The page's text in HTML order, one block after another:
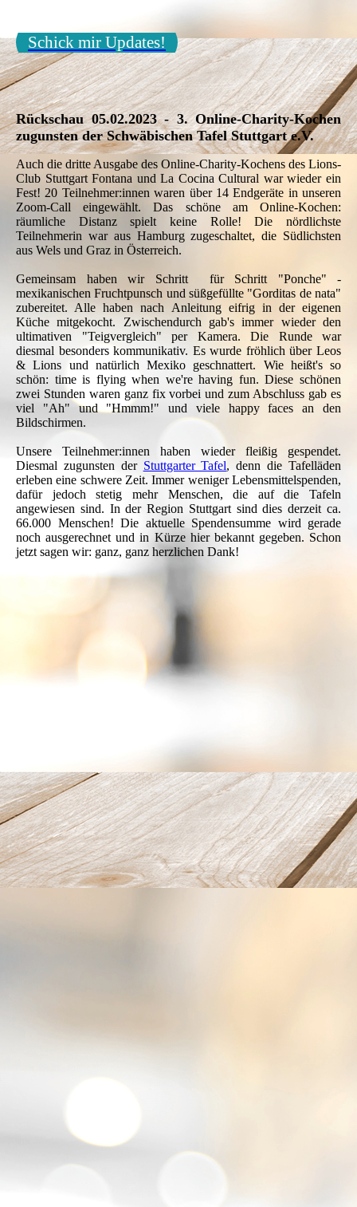
Schick mir Updates!
Rückschau 05.02.2023 - 3. Online-Charity-Kochen
zugunsten der Schwäbischen Tafel Stuttgart e.V.
Auch die dritte Ausgabe des Online-Charity-Kochens des Lions-
Club Stuttgart Fontana und La Cocina Cultural war wieder ein
Fest! 20 Teilnehmer:innen waren über 14 Endgeräte in unseren
Zoom-Call eingewählt. Das schöne am Online-Kochen:
räumliche Distanz spielt keine Rolle! Die nördlichste
Teilnehmerin war aus Hamburg zugeschaltet, die Südlichsten
aus Wels und Graz in Österreich.
Gemeinsam haben wir Schritt für Schritt "Ponche" -
mexikanischen Fruchtpunsch und süßgefüllte "Gorditas de nata"
zubereitet. Alle haben nach Anleitung eifrig in der eigenen
Küche mitgekocht. Zwischendurch gab's immer wieder den
ultimativen "Teigvergleich" per Kamera. Die Runde war
diesmal besonders kommunikativ. Es wurde fröhlich über Leos
& Lions und natürlich Mexiko geschnattert. Wie heißt's so
schön: time is flying when we're having fun. Diese schönen
zwei Stunden waren ganz fix vorbei und zum Abschluss gab es
viel "Ah" und "Hmmm!" und viele happy faces an den
Bildschirmen.
Unsere Teilnehmer:innen haben wieder fleißig gespendet.
Diesmal zugunsten der Stuttgarter Tafel, denn die Tafelläden
erleben eine schwere Zeit. Immer weniger Lebensmittelspenden,
dafür jedoch stetig mehr Menschen, die auf die Tafeln
angewiesen sind. In der Region Stuttgart sind dies derzeit ca.
66.000 Menschen! Die aktuelle Spendensumme wird gerade
noch ausgerechnet und in Kürze hier bekannt gegeben. Schon
jetzt sagen wir: ganz, ganz herzlichen Dank!